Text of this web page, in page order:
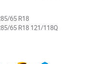
65 R18
65 R18 121/118Q